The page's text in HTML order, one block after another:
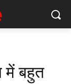
में बहुत